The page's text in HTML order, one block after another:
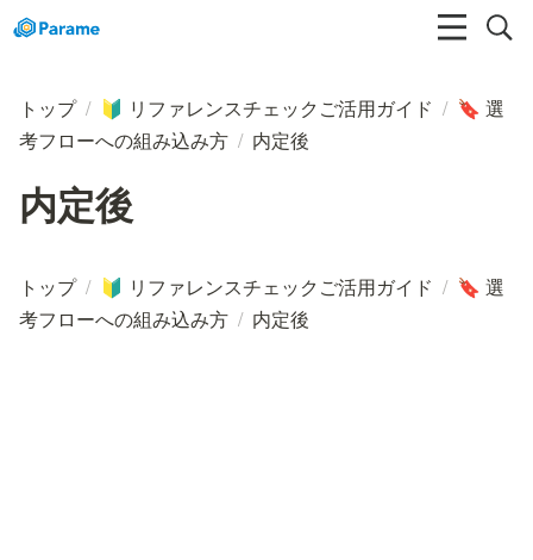
トップ / 🔰 リファレンスチェックご活用ガイド / 🔖 選
考フローへの組み込み方 / 内定後
内定後
トップ / 🔰 リファレンスチェックご活用ガイド / 🔖 選
考フローへの組み込み方 / 内定後